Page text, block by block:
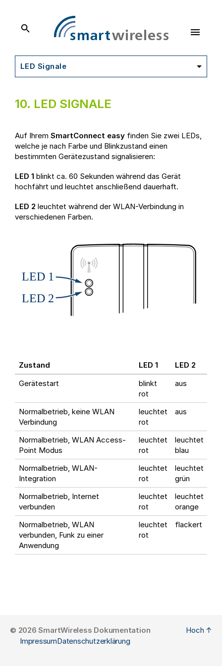
LED Signale
10. LED SIGNALE
Auf Ihrem SmartConnect easy finden Sie zwei LEDs,
welche je nach Farbe und Blinkzustand einen
bestimmten Gerätezustand signalisieren:
LED 1 blinkt ca. 60 Sekunden während das Gerät
hochfährt und leuchtet anschließend dauerhaft.
LED 2 leuchtet während der WLAN-Verbindung in
verschiedenen Farben.
Zustand LED 1
LED 2
Gerätestart
blinkt
rot
aus
Normalbetrieb, keine WLAN
Verbindung
leuchtet
rot
aus
Normalbetrieb, WLAN Access-
Point Modus
leuchtet
rot
leuchtet
blau
Normalbetrieb, WLAN-
Integration
leuchtet
rot
leuchtet
grün
Normalbetrieb, Internet
verbunden
leuchtet
rot
leuchtet
orange
Normalbetrieb, WLAN
verbunden, Funk zu einer
Anwendung
leuchtet
rot
flackert
© 2026SmartWireless Dokumentation
ImpressumDatenschutzerklärung
Hoch ↑